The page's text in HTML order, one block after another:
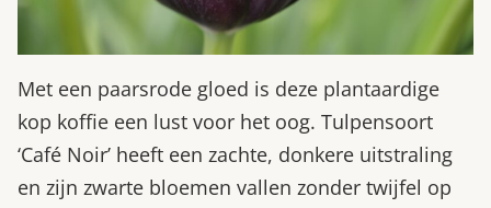
Met een paarsrode gloed is deze plantaardige
kop koffie een lust voor het oog. Tulpensoort
‘Café Noir’ heeft een zachte, donkere uitstraling
en zijn zwarte bloemen vallen zonder twijfel op